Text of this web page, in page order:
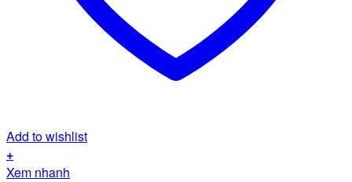
Add to wishlist
+
Xem nhanh